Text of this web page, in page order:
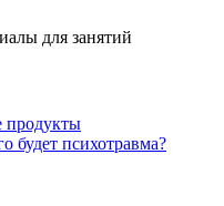
для занятий
продукты
будет психотравма?